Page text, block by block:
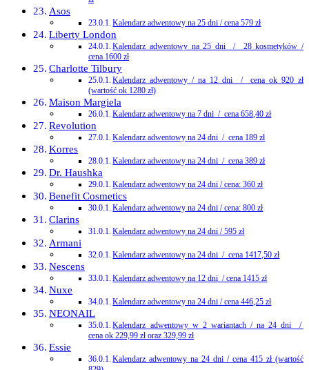
Asos
Kalendarz adwentowy na 25 dni / cena 579 zł
Liberty London
Kalendarz adwentowy na 25 dni / 28 kosmetyków /
cena 1600 zł
Charlotte Tilbury
Kalendarz adwentowy / na 12 dni / cena ok 920 zł
(wartość ok 1280 zł)
Maison Margiela
Kalendarz adwentowy na 7 dni / cena 658,40 zł
Revolution
Kalendarz adwentowy na 24 dni / cena 189 zł
Korres
Kalendarz adwentowy na 24 dni / cena 389 zł
Dr. Haushka
Kalendarz adwentowy na 24 dni / cena: 360 zł
Benefit Cosmetics
Kalendarz adwentowy na 24 dni / cena: 800 zł
Clarins
Kalendarz adwentowy na 24 dni / 595 zł
Armani
Kalendarz adwentowy na 24 dni / cena 1417,50 zł
Nescens
Kalendarz adwentowy na 12 dni / cena 1415 zł
Nuxe
Kalendarz adwentowy na 24 dni / cena 446,25 zł
NEONAIL
Kalendarz adwentowy w 2 wariantach / na 24 dni /
cena ok 229,99 zł oraz 329,99 zł
Essie
Kalendarz adwentowy na 24 dni / cena 415 zł (wartość